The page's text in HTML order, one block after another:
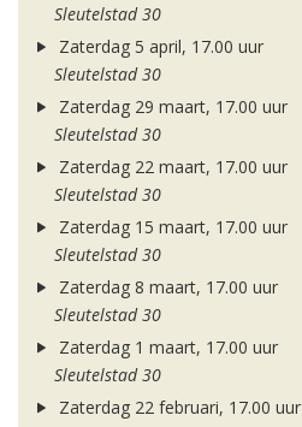
Sleutelstad 30
Zaterdag 5 april, 17.00 uur
Sleutelstad 30
Zaterdag 29 maart, 17.00 uur
Sleutelstad 30
Zaterdag 22 maart, 17.00 uur
Sleutelstad 30
Zaterdag 15 maart, 17.00 uur
Sleutelstad 30
Zaterdag 8 maart, 17.00 uur
Sleutelstad 30
Zaterdag 1 maart, 17.00 uur
Sleutelstad 30
Zaterdag 22 februari, 17.00 uur